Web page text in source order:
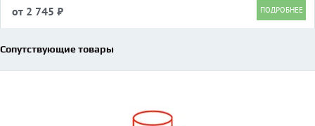
от 2 745 ₽
Сопутствующие товары